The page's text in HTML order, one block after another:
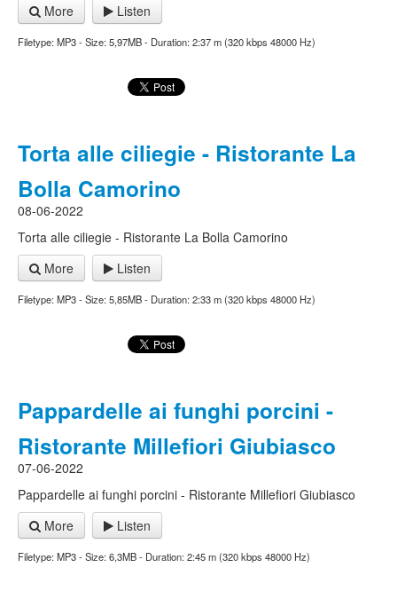
More
Listen
Filetype: MP3 - Size: 5,97MB - Duration: 2:37 m (320 kbps 48000 Hz)
Torta alle ciliegie - Ristorante La
Bolla Camorino
08-06-2022
Torta alle ciliegie - Ristorante La Bolla Camorino
More
Listen
Filetype: MP3 - Size: 5,85MB - Duration: 2:33 m (320 kbps 48000 Hz)
Pappardelle ai funghi porcini -
Ristorante Millefiori Giubiasco
07-06-2022
Pappardelle ai funghi porcini - Ristorante Millefiori Giubiasco
More
Listen
Filetype: MP3 - Size: 6,3MB - Duration: 2:45 m (320 kbps 48000 Hz)